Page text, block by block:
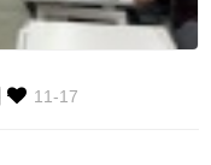
11-17